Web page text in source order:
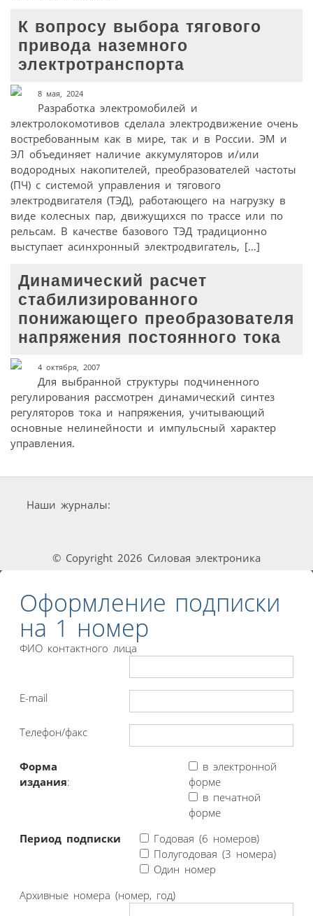
К вопросу выбора тягового
привода наземного
электротранспорта
8 мая, 2024
Разработка электромобилей и
электролокомотивов сделала электродвижение очень
востребованным как в мире, так и в России. ЭМ и
ЭЛ объединяет наличие аккумуляторов и/или
водородных накопителей, преобразователей частоты
(ПЧ) с системой управления и тягового
электродвигателя (ТЭД), работающего на нагрузку в
виде колесных пар, движущихся по трассе или по
рельсам. В качестве базового ТЭД традиционно
выступает асинхронный электродвигатель, […]
Динамический расчет
стабилизированного
понижающего преобразователя
напряжения постоянного тока
4 октября, 2007
Для выбранной структуры подчиненного
регулирования рассмотрен динамический синтез
регуляторов тока и напряжения, учитывающий
основные нелинейности и импульсный характер
управления.
Наши журналы:
© Copyright 2026 Силовая электроника
Оформление подписки
на 1 номер
ФИО контактного лица
E-mail
Телефон/факс
Форма
издания:
в электронной
форме
в печатной
форме
Период подписки
Годовая (6 номеров)
Полугодовая (3 номера)
Один номер
Архивные номера (номер, год)